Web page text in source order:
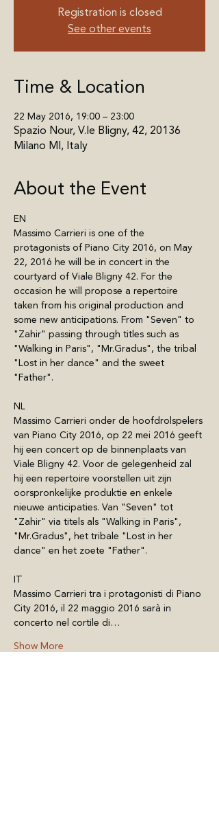
Registration is closed
See other events
Time & Location
22 May 2016, 19:00 – 23:00
Spazio Nour, V.le Bligny, 42, 20136
Milano MI, Italy
About the Event
EN
Massimo Carrieri is one of the
protagonists of Piano City 2016, on May
22, 2016 he will be in concert in the
courtyard of Viale Bligny 42. For the
occasion he will propose a repertoire
taken from his original production and
some new anticipations. From "Seven" to
"Zahir" passing through titles such as
"Walking in Paris", "Mr.Gradus", the tribal
"Lost in her dance" and the sweet
"Father".
NL
Massimo Carrieri onder de hoofdrolspelers
van Piano City 2016, op 22 mei 2016 geeft
hij een concert op de binnenplaats van
Viale Bligny 42. Voor de gelegenheid zal
hij een repertoire voorstellen uit zijn
oorspronkelijke produktie en enkele
nieuwe anticipaties. Van "Seven" tot
"Zahir" via titels als "Walking in Paris",
"Mr.Gradus", het tribale "Lost in her
dance" en het zoete "Father".
IT
Massimo Carrieri tra i protagonisti di Piano
City 2016, il 22 maggio 2016 sarà in
concerto nel cortile di…
Show More